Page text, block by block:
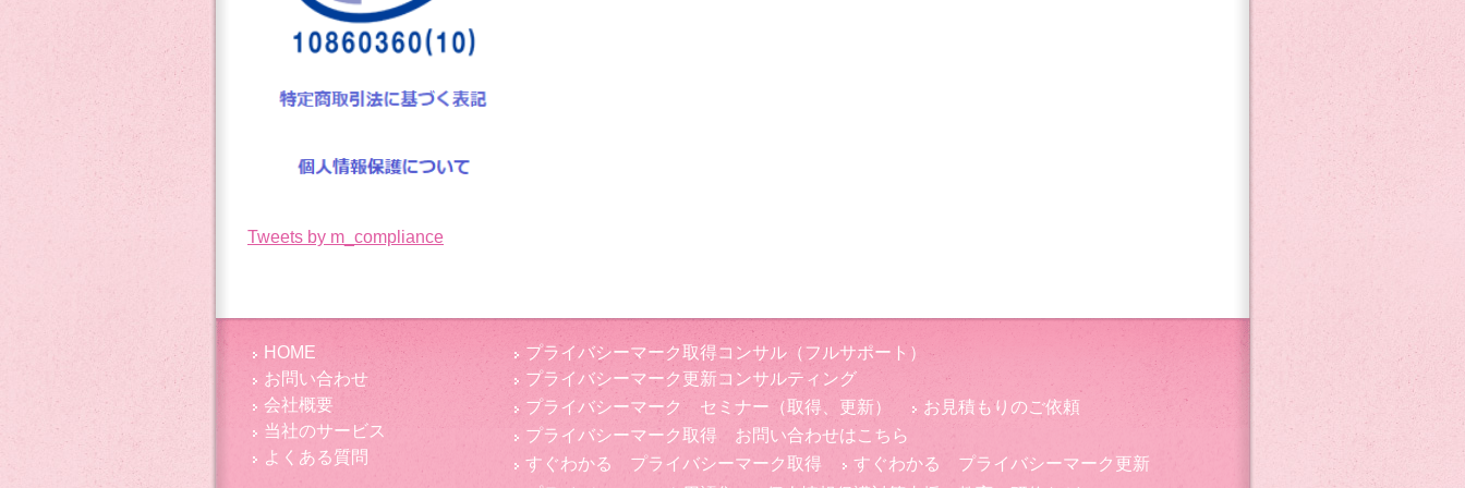
Tweets by m_compliance
HOME
お問い合わせ
会社概要
当社のサービス
よくある質問
プライバシーマーク取得コンサル（フルサポート）
プライバシーマーク更新コンサルティング
プライバシーマーク セミナー（取得、更新）
お見積もりのご依頼
プライバシーマーク取得 お問い合わせはこちら
すぐわかる プライバシーマーク取得
すぐわかる プライバシーマーク更新